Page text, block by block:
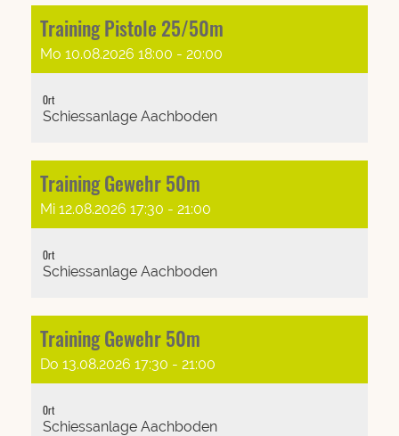
Training Pistole 25/50m
Mo 10.08.2026 18:00 - 20:00
Ort
Schiessanlage Aachboden
Training Gewehr 50m
Mi 12.08.2026 17:30 - 21:00
Ort
Schiessanlage Aachboden
Training Gewehr 50m
Do 13.08.2026 17:30 - 21:00
Ort
Schiessanlage Aachboden